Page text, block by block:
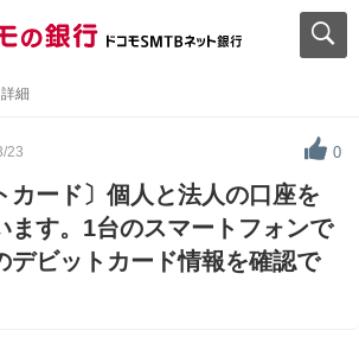
詳細
23 0
カード〕個人と法人の口座を
ます。1台のスマートフォンで
デビットカード情報を確認で